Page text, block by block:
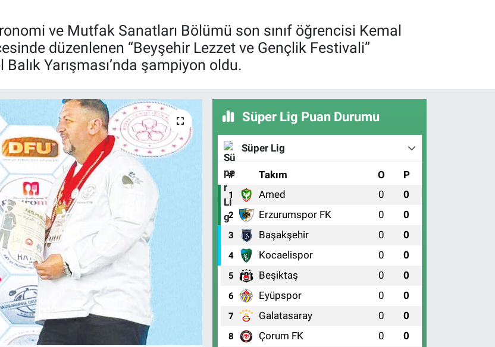
ve Mutfak Sanatları Bölümü son sınıf öğrencisi Kemal
düzenlenen “Beyşehir Lezzet ve Gençlik Festivali”
Yarışması’nda şampiyon oldu.
Süper Lig Puan Durumu
Süper Lig
# Takım O P
1 Amed 0 0
2 Erzurumspor FK 0 0
3 Başakşehir 0 0
4 Kocaelispor 0 0
5 Beşiktaş 0 0
6 Eyüpspor 0 0
7 Galatasaray 0 0
8 Çorum FK 0 0